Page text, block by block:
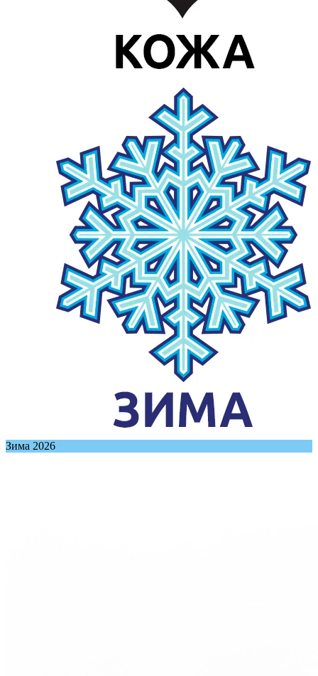
Зима 2026